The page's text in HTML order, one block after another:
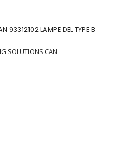
93312102 LAMPE DEL TYPE B
SOLUTIONS CAN